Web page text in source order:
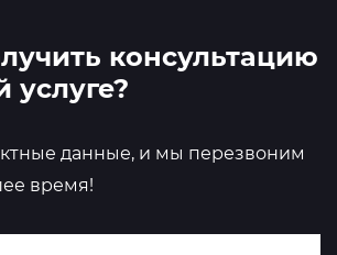
консультацию
услуге?
данные, и мы перезвоним
время!